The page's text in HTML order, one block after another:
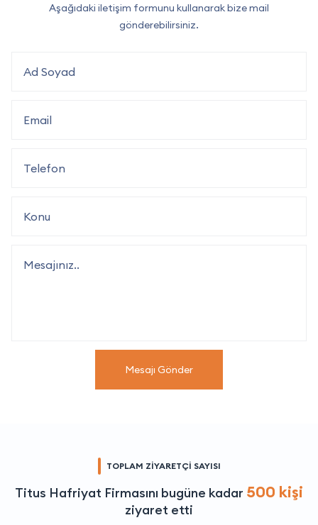
Aşağıdaki iletişim formunu kullanarak bize mail
gönderebilirsiniz.
Mesajı Gönder
TOPLAM ZİYARETÇİ SAYISI
Titus Hafriyat Firmasını bugüne kadar 500 kişi
ziyaret etti